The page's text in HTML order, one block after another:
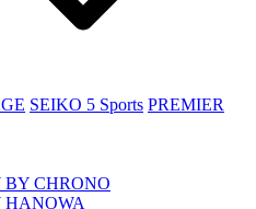
SEIKO 5 Sports PREMIER
BY CHRONO
HANOWA